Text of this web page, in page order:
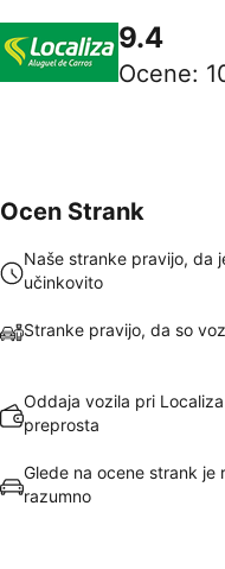
9.4
Ocene:
Ocen Strank
Naše stranke pravijo, da
učinkovito
Stranke pravijo, da so
Oddaja vozila pri
preprosta
Glede na ocene strank je
razumno